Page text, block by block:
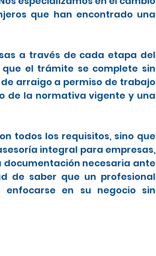
que han encontrado una
a través de cada etapa del
el trámite se complete sin
arraigo a permiso de trabajo
de la normativa vigente y una
todos los requisitos, sino que
integral para empresas,
necesaria ante
de saber que un profesional
en su negocio sin